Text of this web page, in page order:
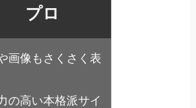
プロ
画像もさくさく表
の高い本格派サイ